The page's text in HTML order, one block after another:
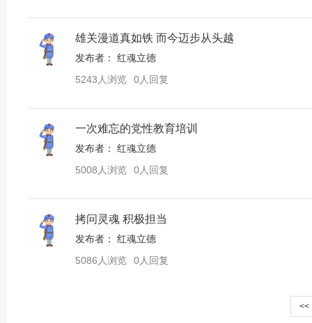
雄关漫道真如铁 而今迈步从头越
发布者：红魂立德
5243人浏览
0人回复
一次难忘的党性教育培训
发布者：红魂立德
5008人浏览
0人回复
拷问灵魂 积极担当
发布者：红魂立德
5086人浏览
0人回复
<<